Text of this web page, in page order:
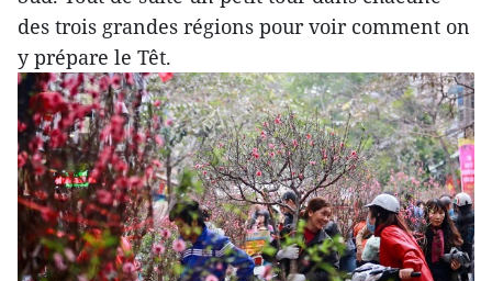
des trois grandes régions pour voir comment on
y prépare le Têt.